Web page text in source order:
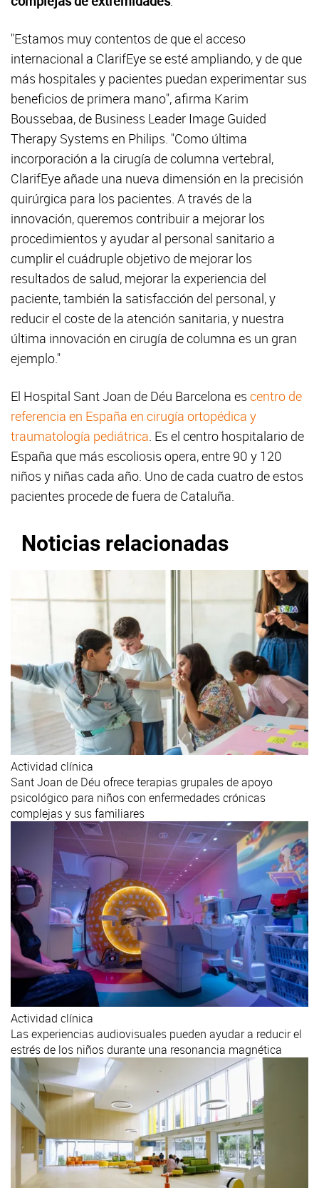
"Estamos muy contentos de que el acceso
internacional a ClarifEye se esté ampliando, y de que
más hospitales y pacientes puedan experimentar sus
beneficios de primera mano", afirma Karim
Boussebaa, de Business Leader Image Guided
Therapy Systems en Philips. "Como última
incorporación a la cirugía de columna vertebral,
ClarifEye añade una nueva dimensión en la precisión
quirúrgica para los pacientes. A través de la
innovación, queremos contribuir a mejorar los
procedimientos y ayudar al personal sanitario a
cumplir el cuádruple objetivo de mejorar los
resultados de salud, mejorar la experiencia del
paciente, también la satisfacción del personal, y
reducir el coste de la atención sanitaria, y nuestra
última innovación en cirugía de columna es un gran
ejemplo."
El Hospital Sant Joan de Déu Barcelona es centro de
referencia en España en cirugía ortopédica y
traumatología pediátrica. Es el centro hospitalario de
España que más escoliosis opera, entre 90 y 120
niños y niñas cada año. Uno de cada cuatro de estos
pacientes procede de fuera de Cataluña.
Noticias relacionadas
Actividad clínica
Sant Joan de Déu ofrece terapias grupales de apoyo
psicológico para niños con enfermedades crónicas
complejas y sus familiares
Actividad clínica
Las experiencias audiovisuales pueden ayudar a reducir el
estrés de los niños durante una resonancia magnética